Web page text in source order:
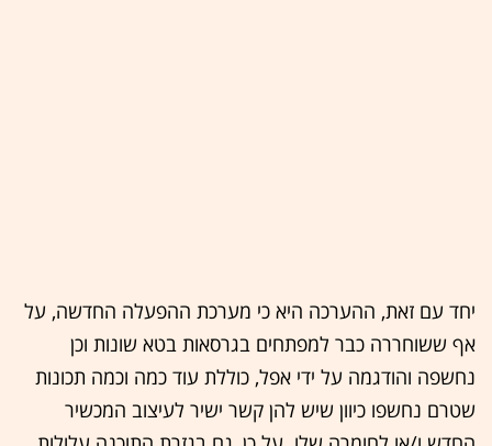
יחד עם זאת, ההערכה היא כי מערכת ההפעלה החדשה, על
אף ששוחררה כבר למפתחים בגרסאות בטא שונות וכן
נחשפה והודגמה על ידי אפל, כוללת עוד כמה וכמה תכונות
שטרם נחשפו כיוון שיש להן קשר ישיר לעיצוב המכשיר